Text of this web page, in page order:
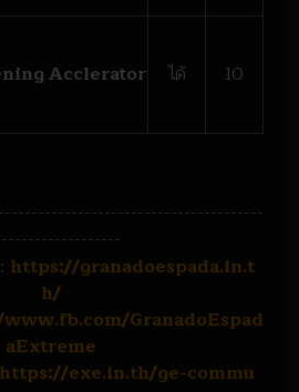
Acclerator ได้ 10
https://granadoespada.in.t
h/
GranadoEspad
aExtreme
https://exe.in.th/ge-commu